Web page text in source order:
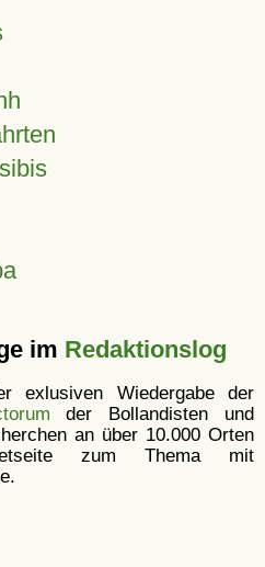
im Redaktionslog
exlusiven Wiedergabe der
der Bollandisten und
an über 10.000 Orten
zum Thema mit